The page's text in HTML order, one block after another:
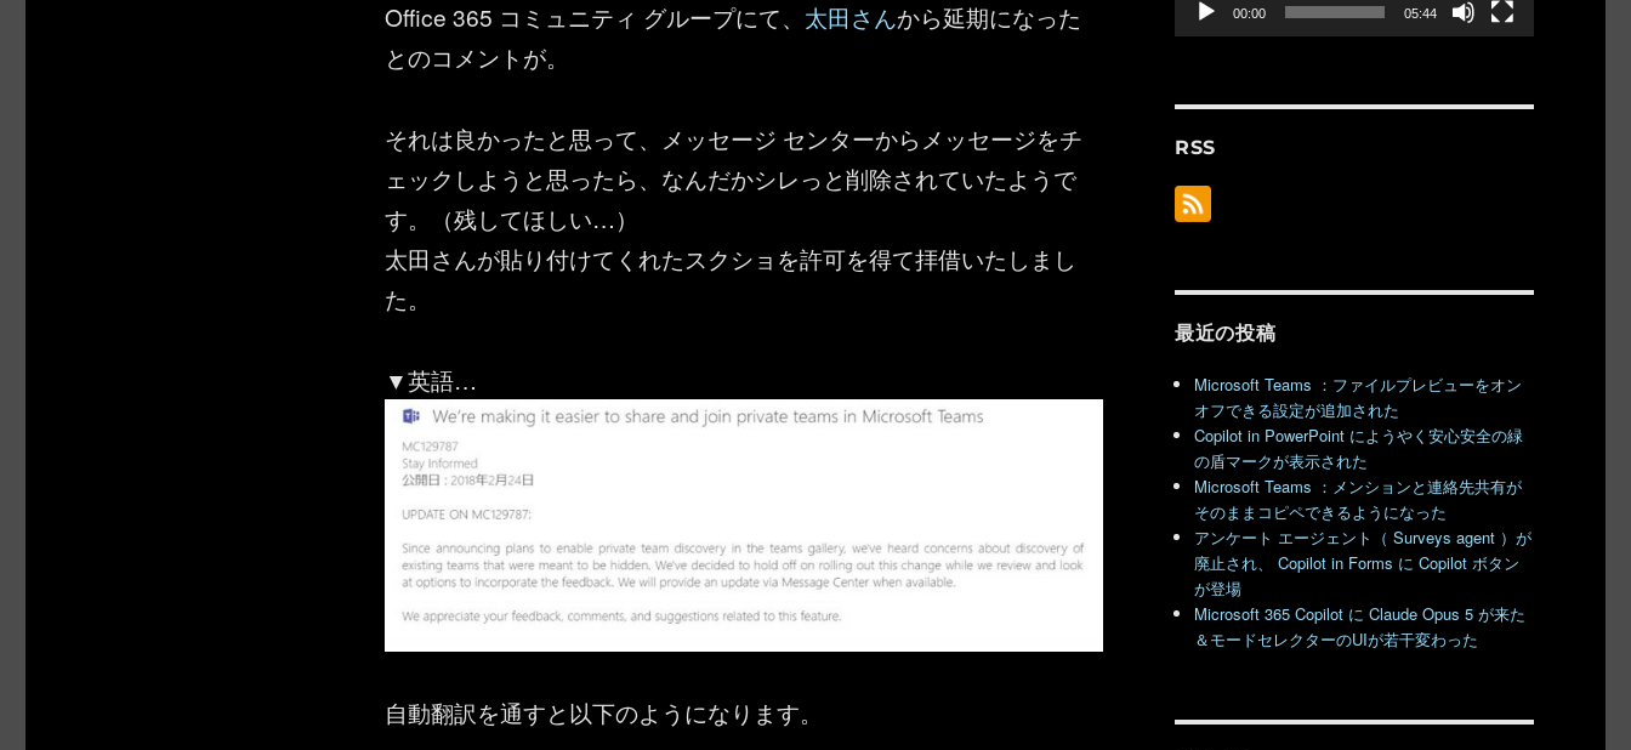
Office 365 コミュニティ グループにて、 太田さんから延期になった
とのコメントが。
それは良かったと思って、メッセージ センターからメッセージをチ
ェックしようと思ったら、なんだかシレっと削除されていたようで
す。（残してほしい…）
太田さんが貼り付けてくれたスクショを許可を得て拝借いたしまし
た。
▼英語…
自動翻訳を通すと以下のようになります。
00:00 05:44
RSS
最近の投稿
Microsoft Teams ：ファイルプレビューをオン
オフできる設定が追加された
Copilot in PowerPoint にようやく安心安全の緑
の盾マークが表示された
Microsoft Teams ：メンションと連絡先共有が
そのままコピペできるようになった
アンケート エージェント（ Surveys agent ）が
廃止され、 Copilot in Forms に Copilot ボタン
が登場
Microsoft 365 Copilot に Claude Opus 5 が来た
＆モードセレクターのUIが若干変わった